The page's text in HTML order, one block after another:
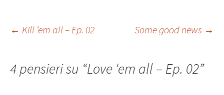
Navigazione
articolo
← Kill ‘em all – Ep. 02 Some good news →
4 pensieri su “Love ‘em all – Ep. 02”